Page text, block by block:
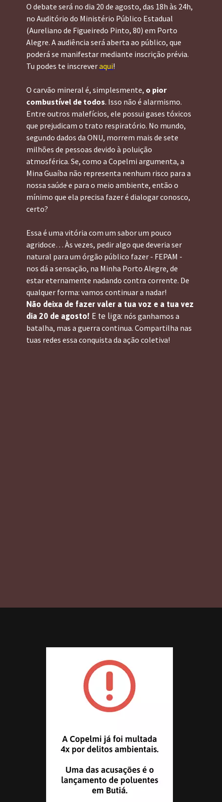
O debate será no dia 20 de agosto, das 18h às 24h,
no Auditório do Ministério Público Estadual
(Aureliano de Figueiredo Pinto, 80) em Porto
Alegre. A audiência será aberta ao público, que
poderá se manifestar mediante inscrição prévia.
Tu podes te inscrever aqui!
O carvão mineral é, simplesmente, o pior
combustível de todos. Isso não é alarmismo.
Entre outros malefícios, ele possui gases tóxicos
que prejudicam o trato respiratório. No mundo,
segundo dados da ONU, morrem mais de sete
milhões de pessoas devido à poluição
atmosférica. Se, como a Copelmi argumenta, a
Mina Guaíba não representa nenhum risco para a
nossa saúde e para o meio ambiente, então o
mínimo que ela precisa fazer é dialogar conosco,
certo?
Essa é uma vitória com um sabor um pouco
agridoce… Às vezes, pedir algo que deveria ser
natural para um órgão público fazer - FEPAM -
nos dá a sensação, na Minha Porto Alegre, de
estar eternamente nadando contra corrente. De
qualquer forma: vamos continuar a nadar!
Não deixa de fazer valer a tua voz e a tua vez
dia 20 de agosto! E te liga: nós ganhamos a
batalha, mas a guerra continua. Compartilha nas
tuas redes essa conquista da ação coletiva!